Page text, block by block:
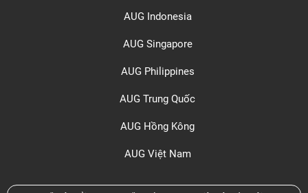
AUG Indonesia
AUG Singapore
AUG Philippines
AUG Trung Quốc
AUG Hồng Kông
AUG Việt Nam